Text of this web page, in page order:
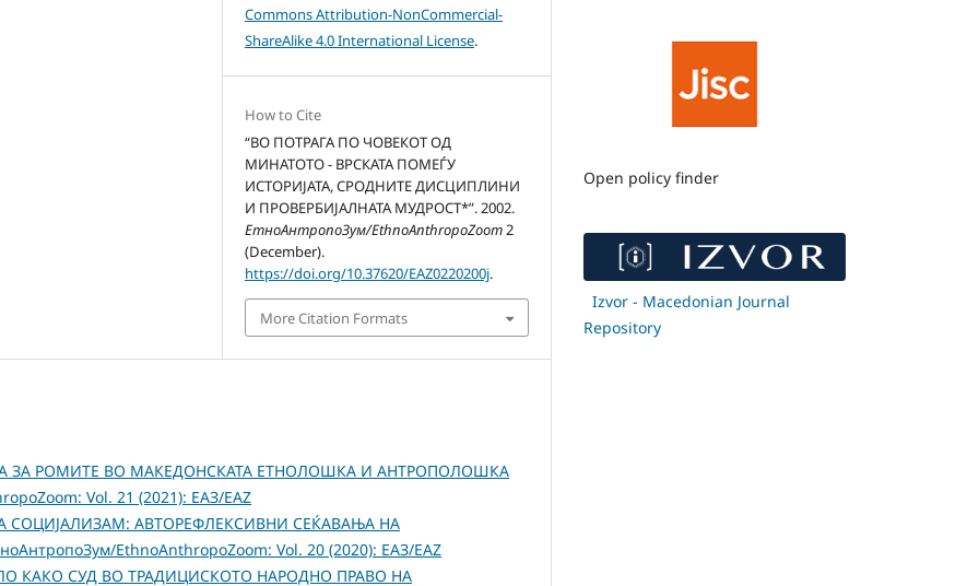
Commons Attribution-NonCommercial-
ShareAlike 4.0 International License.
How to Cite
“ВО ПОТРАГА ПО ЧОВЕКОТ ОД
МИНАТОТО - ВРСКАТА ПОМЕЃУ
ИСТОРИЈАТА, СРОДНИТЕ ДИСЦИПЛИНИ
И ПРОВЕРБИЈАЛНАТА МУДРОСТ*”. 2002.
ЕтноАнтропоЗум/EthnoAnthropoZoom2
(December).
https://doi.org/10.37620/EAZ0220200j.
More Citation Formats
ЗА РОМИТЕ ВО МАКЕДОНСКАТА ЕТНОЛОШКА И АНТРОПОЛОШКА
Vol. 21 (2021): ЕАЗ/EAZ
СОЦИЈАЛИЗАМ: АВТОРЕФЛЕКСИВНИ СЕЌАВАЊА НА
EthnoAnthropoZoom: Vol. 20 (2020): ЕАЗ/EAZ
КАКО СУД ВО ТРАДИЦИСКОТО НАРОДНО ПРАВО НА
Open policy finder
Izvor - Macedonian Journal
Repository